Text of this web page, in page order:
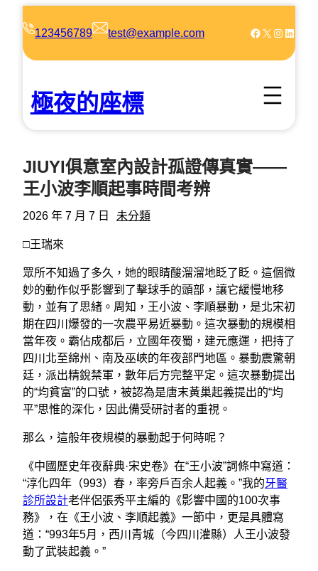
123456789 test@example.com Facebook X Instagram LinkedIn
極夜的座標
JIUYI俱意室內設計孤證傳真實——
王小波李順起事時間考辨
2026 年 7 月 7 日 未分類
□王瑞來
眾所不知過了多久，她的眼睛酸溜溜地眨了眨。這個微
妙的動作似乎影響到了擊球手的頭部，讓它緩慢地移
動，並有了思緒。周知，王小波、李順暴動，是北宋初
期在四川爆發的一次農平易近暴動。這次暴動的規模相
當年夜。霸佔成都后，立國年夜蜀，建元應運，把持了
四川北至綿州、南及巫峽的年夜部門地區。暴動震驚朝
廷，派出精銳禁軍，數年后方完整平定。這次暴動提出
的“均貧富”的口號，被認為是唐末黃巢起義提出的“均
平”思惟的深化，因此備受研討者的重視。
那么，這般年夜規模的暴動起于何時呢？
《中國歷史年夜辭典·宋史卷》在“王小波”詞條中寫道：
“淳化四年（993）春，率旁戶百余人起義。”我的牙醫
診所設計老伴侶張秀平主編的《影響中國的100次事
務》，在《王小波、李順起義》一節中，更是具體寫
道：“993年5月，西川青城（今四川灌縣）人王小波發
動了武裝起義。”